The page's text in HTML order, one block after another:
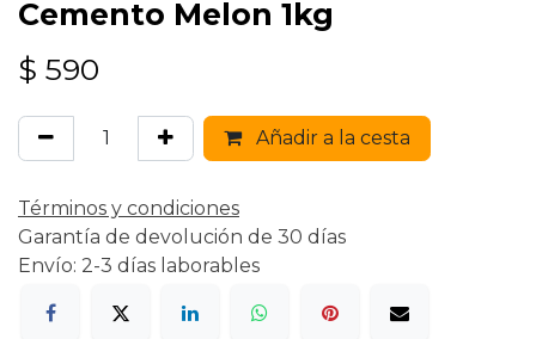
Cemento Melon 1kg
$ 590
Añadir a la cesta
Términos y condiciones
Garantía de devolución de 30 días
Envío: 2-3 días laborables